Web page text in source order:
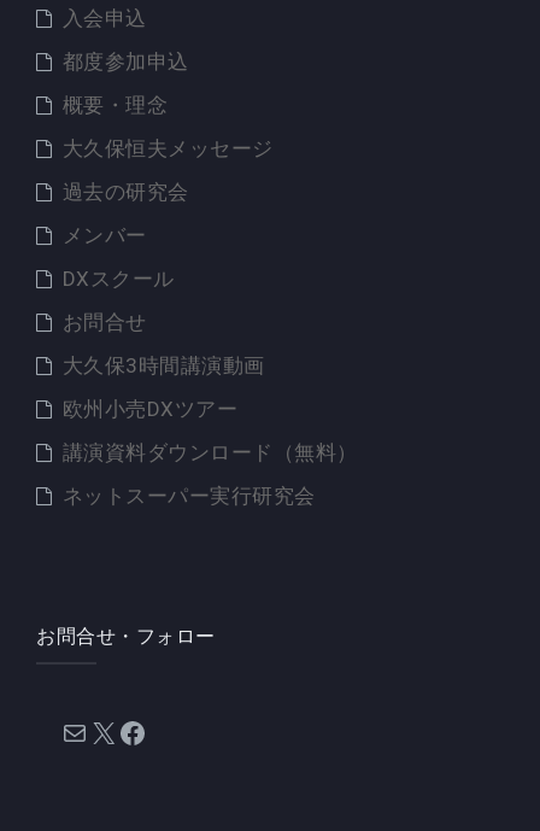
入会申込
都度参加申込
概要・理念
大久保恒夫メッセージ
過去の研究会
メンバー
DXスクール
お問合せ
大久保3時間講演動画
欧州小売DXツアー
講演資料ダウンロード（無料）
ネットスーパー実行研究会
お問合せ・フォロー
メール X Facebook